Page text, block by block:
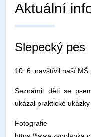
Aktuální
Slepecký pes
10. 6. navštívil naší MŠ
Seznámil děti se
ukázal praktické ukázky